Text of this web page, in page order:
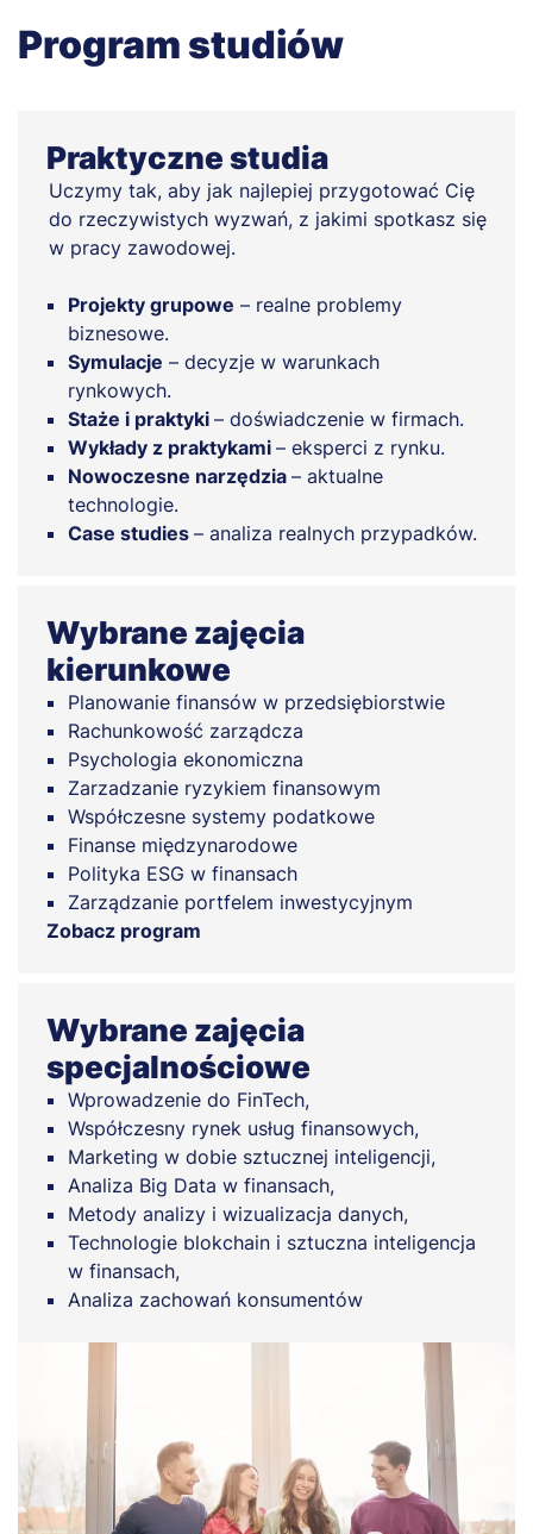
Program studiów
Praktyczne studia
Uczymy tak, aby jak najlepiej przygotować Cię
do rzeczywistych wyzwań, z jakimi spotkasz się
w pracy zawodowej.
Projekty grupowe – realne problemy
biznesowe.
Symulacje – decyzje w warunkach
rynkowych.
Staże i praktyki – doświadczenie w firmach.
Wykłady z praktykami – eksperci z rynku.
Nowoczesne narzędzia – aktualne
technologie.
Case studies – analiza realnych przypadków.
Wybrane zajęcia
kierunkowe
Planowanie finansów w przedsiębiorstwie
Rachunkowość zarządcza
Psychologia ekonomiczna
Zarzadzanie ryzykiem finansowym
Współczesne systemy podatkowe
Finanse międzynarodowe
Polityka ESG w finansach
Zarządzanie portfelem inwestycyjnym
Zobacz program
Wybrane zajęcia
specjalnościowe
Wprowadzenie do FinTech,
Współczesny rynek usług finansowych,
Marketing w dobie sztucznej inteligencji,
Analiza Big Data w finansach,
Metody analizy i wizualizacja danych,
Technologie blokchain i sztuczna inteligencja
w finansach,
Analiza zachowań konsumentów